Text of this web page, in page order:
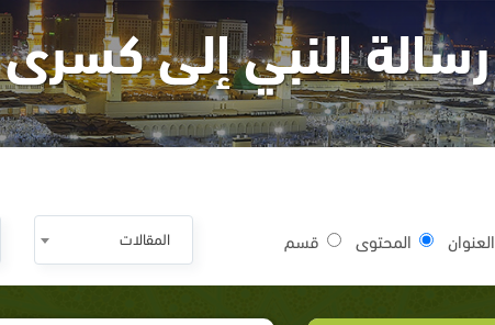
رسالة النبي إلى
العنوان المحتوى قسم المقالات